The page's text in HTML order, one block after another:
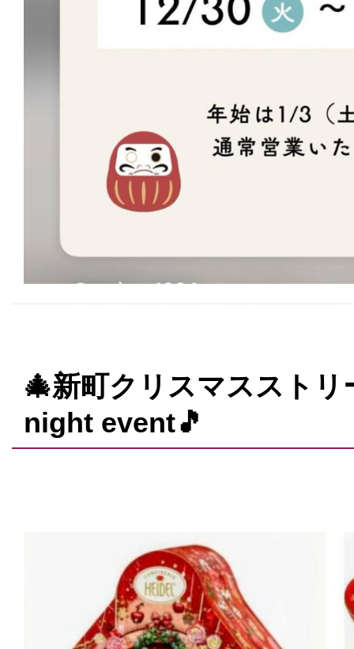
🎄新町クリスマスストリ
night event🎵